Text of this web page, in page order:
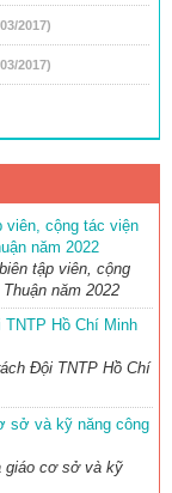
2017)
2017)
viên, cộng tác viện
năm 2022
tập viên, cộng
năm 2022
Hồ Chí Minh
Đội TNTP Hồ Chí
sở và kỹ năng công
giáo cơ sở và kỹ